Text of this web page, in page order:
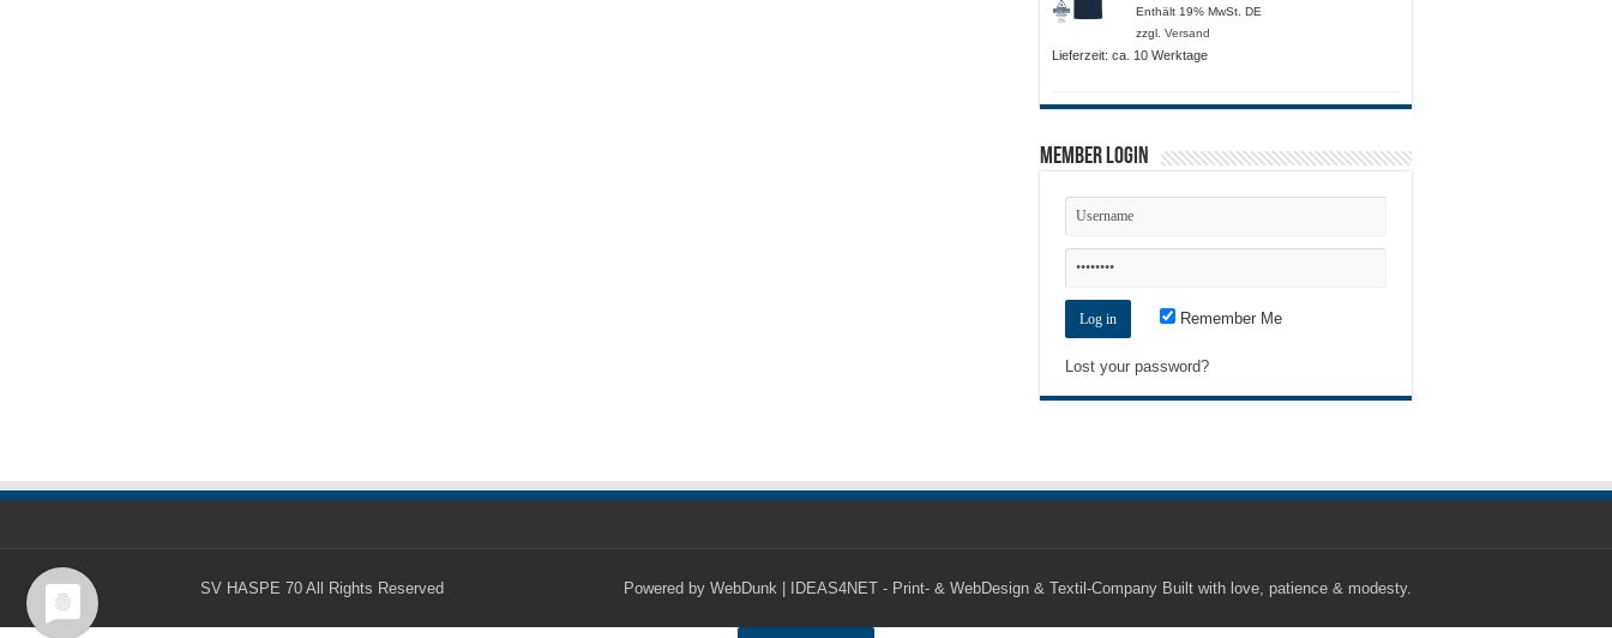
Enthält 19% MwSt. DE
zzgl. Versand
Lieferzeit: ca. 10 Werktage
Member Login
Remember Me
Lost your password?
Powered by WebDunk | IDEAS4NET - Print- & WebDesign & Textil-Company Built with love, patience & modesty.
SV HASPE 70 All Rights Reserved